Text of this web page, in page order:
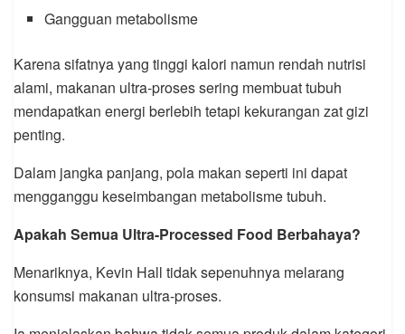
Gangguan metabolisme
Karena sifatnya yang tinggi kalori namun rendah nutrisi
alami, makanan ultra-proses sering membuat tubuh
mendapatkan energi berlebih tetapi kekurangan zat gizi
penting.
Dalam jangka panjang, pola makan seperti ini dapat
mengganggu keseimbangan metabolisme tubuh.
Apakah Semua Ultra-Processed Food Berbahaya?
Menariknya, Kevin Hall tidak sepenuhnya melarang
konsumsi makanan ultra-proses.